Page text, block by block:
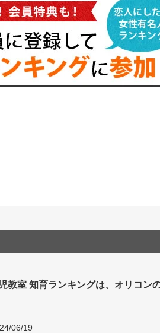
教室 知育ランキングは、オリコン
06/19